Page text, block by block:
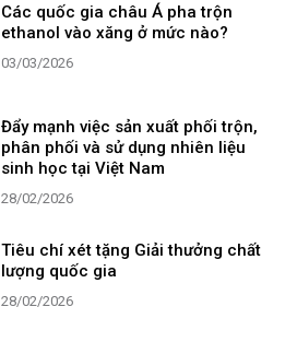
Các quốc gia châu Á pha trộn
ethanol vào xăng ở mức nào?
03/03/2026
Đẩy mạnh việc sản xuất phối trộn,
phân phối và sử dụng nhiên liệu
sinh học tại Việt Nam
28/02/2026
Tiêu chí xét tặng Giải thưởng chất
lượng quốc gia
28/02/2026